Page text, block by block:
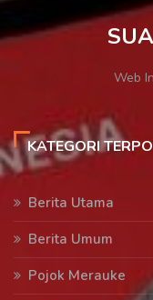
Web
KATEGORI
Berita Utama
Berita Umum
Pojok Merauke